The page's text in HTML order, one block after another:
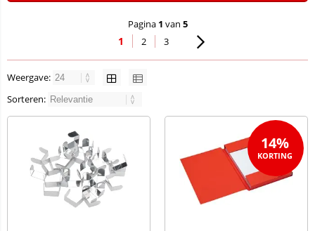
Pagina 1 van 5
1 2 3
Weergave:
Sorteren:
14%